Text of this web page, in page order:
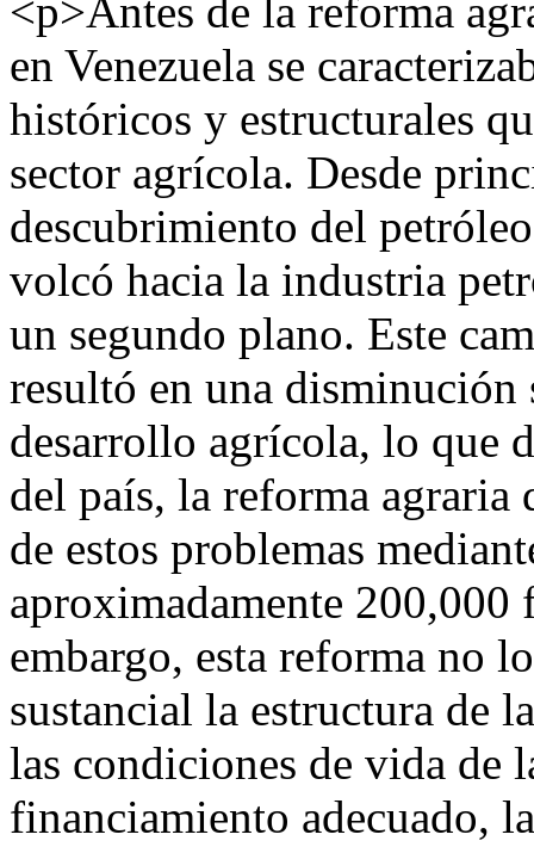
<p>Antes de la reforma
en Venezuela se
históricos y estructurales
sector agrícola. Desde
descubrimiento del
volcó hacia la industria
un segundo plano. Este
resultó en una
desarrollo agrícola, lo que
del país, la reforma agraria
de estos problemas
aproximadamente 200,000
embargo, esta reforma no
sustancial la estructura de
las condiciones de vida de
financiamiento adecuado,